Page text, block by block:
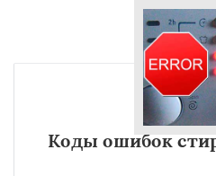
Коды ошибок